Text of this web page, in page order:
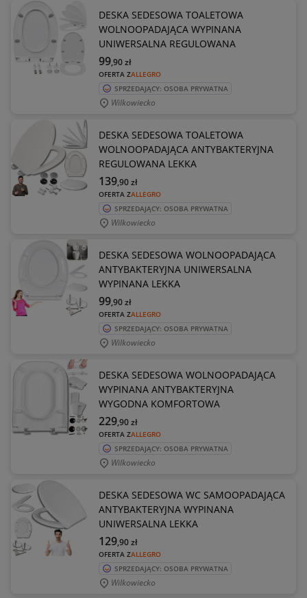
DESKA SEDESOWA TOALETOWA
WOLNOOPADAJĄCA WYPINANA
UNIWERSALNA REGULOWANA
OFERTA ZALLEGRO
99,90zł
SPRZEDAJĄCY: OSOBA PRYWATNA
Wilkowiecko
DESKA SEDESOWA TOALETOWA
WOLNOOPADAJĄCA ANTYBAKTERYJNA
REGULOWANA LEKKA
OFERTA ZALLEGRO
139,90zł
SPRZEDAJĄCY: OSOBA PRYWATNA
Wilkowiecko
DESKA SEDESOWA WOLNOOPADAJĄCA
ANTYBAKTERYJNA UNIWERSALNA
WYPINANA LEKKA
OFERTA ZALLEGRO
99,90zł
SPRZEDAJĄCY: OSOBA PRYWATNA
Wilkowiecko
DESKA SEDESOWA WOLNOOPADAJĄCA
WYPINANA ANTYBAKTERYJNA
WYGODNA KOMFORTOWA
OFERTA ZALLEGRO
229,90zł
SPRZEDAJĄCY: OSOBA PRYWATNA
Wilkowiecko
DESKA SEDESOWA WC SAMOOPADAJĄCA
ANTYBAKTERYJNA WYPINANA
UNIWERSALNA LEKKA
OFERTA ZALLEGRO
129,90zł
SPRZEDAJĄCY: OSOBA PRYWATNA
Wilkowiecko